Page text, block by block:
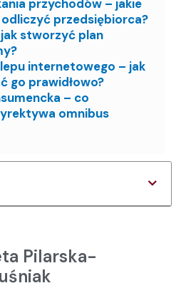
przychodów – jakie
przedsiębiorca?
stworzyć plan
internetowego – jak
go prawidłowo?
– co
omnibus
Pilarska-